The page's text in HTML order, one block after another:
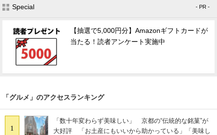
Special - PR -
【抽選で5,000円分】Amazonギフトカードが
当たる！読者アンケート実施中
「グルメ」のアクセスランキング
1
「数十年変わらず美味しい」 京都の“伝統的な銘菓”が
大好評 「お土産にもいいから助かっている」「美味し